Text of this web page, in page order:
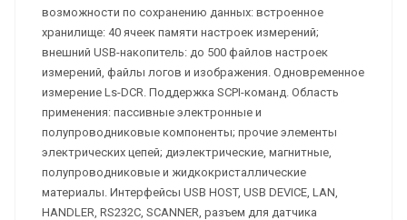
возможности по сохранению данных: встроенное
хранилище: 40 ячеек памяти настроек измерений;
внешний USB-накопитель: до 500 файлов настроек
измерений, файлы логов и изображения. Одновременное
измерение Ls-DCR. Поддержка SCPI-команд. Область
применения: пассивные электронные и
полупроводниковые компоненты; прочие элементы
электрических цепей; диэлектрические, магнитные,
полупроводниковые и жидкокристаллические
материалы. Интерфейсы USB HOST, USB DEVICE, LAN,
HANDLER, RS232C, SCANNER, разъем для датчика